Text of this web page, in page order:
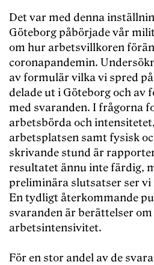
Det var med denna
Göteborg påbörjade vår
om hur arbetsvillkoren
coronapandemin.
av formulär vilka vi spred
delade ut i Göteborg och av
med svaranden. I frågorna
arbetsbörda och
arbetsplatsen samt fysisk
skrivande stund är
resultatet ännu inte färdig,
preliminära slutsatser ser
En tydligt återkommande
svaranden är berättelser om
arbetsintensivitet.
För en stor andel av de